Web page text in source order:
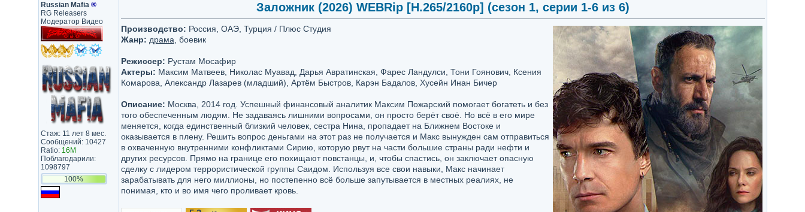
Russian Mafia ®
RG Releasers
Модератор Видео
Стаж: 11 лет 8 мес.
Сообщений: 10427
Ratio: 16M
Поблагодарили:
1098797
100%
Заложник (2026) WEBRip [H.265/2160p] (сезон 1, серии 1-6 из 6)
Производство: Россия, ОАЭ, Турция / Плюс Студия
Жанр: драма , боевик
Режиссер: Рустам Мосафир
Актеры: Максим Матвеев, Николас Муавад, Дарья Авратинская, Фарес Ландулси, Тони Гоянович, Ксения
Комарова, Александр Лазарев (младший), Артём Быстров, Карэн Бадалов, Хусейн Инан Бичер
Описание: Москва, 2014 год. Успешный финансовый аналитик Максим Пожарский помогает богатеть и без
того обеспеченным людям. Не задаваясь лишними вопросами, он просто берёт своё. Но всё в его мире
меняется, когда единственный близкий человек, сестра Нина, пропадает на Ближнем Востоке и
оказывается в плену. Решить вопрос деньгами на этот раз не получается и Макс вынужден сам отправиться
в охваченную внутренними конфликтами Сирию, которую рвут на части большие страны ради нефти и
других ресурсов. Прямо на границе его похищают повстанцы, и, чтобы спастись, он заключает опасную
сделку с лидером террористической группы Саидом. Используя все свои навыки, Макс начинает
зарабатывать для него миллионы, но постепенно всё больше запутывается в местных реалиях, не
понимая, кто и во имя чего проливает кровь.